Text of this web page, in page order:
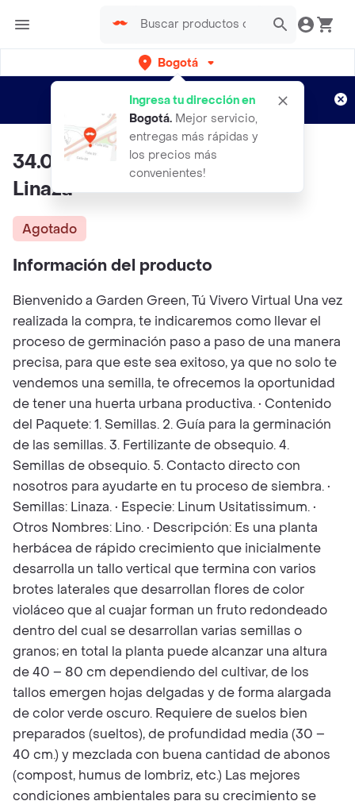
Bogotá
Ingresa tu dirección en
Bogotá. Mejor servicio,
entregas más rápidas y
los precios más
convenientes!
envíos gratis por semanas
Aplican TyC
34.000 Semillas Orgánicas De
Linaza
Agotado
Información del producto
Bienvenido a Garden Green, Tú Vivero Virtual Una vez
realizada la compra, te indicaremos como llevar el
proceso de germinación paso a paso de una manera
precisa, para que este sea exitoso, ya que no solo te
vendemos una semilla, te ofrecemos la oportunidad
de tener una huerta urbana productiva. • Contenido
del Paquete: 1. Semillas. 2. Guía para la germinación
de las semillas. 3. Fertilizante de obsequio. 4.
Semillas de obsequio. 5. Contacto directo con
nosotros para ayudarte en tu proceso de siembra. •
Semillas: Linaza. • Especie: Linum Usitatissimum. •
Otros Nombres: Lino. • Descripción: Es una planta
herbácea de rápido crecimiento que inicialmente
desarrolla un tallo vertical que termina con varios
brotes laterales que desarrollan flores de color
violáceo que al cuajar forman un fruto redondeado
dentro del cual se desarrollan varias semillas o
granos; en total la planta puede alcanzar una altura
de 40 – 80 cm dependiendo del cultivar, de los
tallos emergen hojas delgadas y de forma alargada
de color verde oscuro. Requiere de suelos bien
preparados (sueltos), de profundidad media (30 –
40 cm.) y mezclada con buena cantidad de abonos
(compost, humus de lombriz, etc.) Las mejores
condiciones ambientales para su crecimiento se